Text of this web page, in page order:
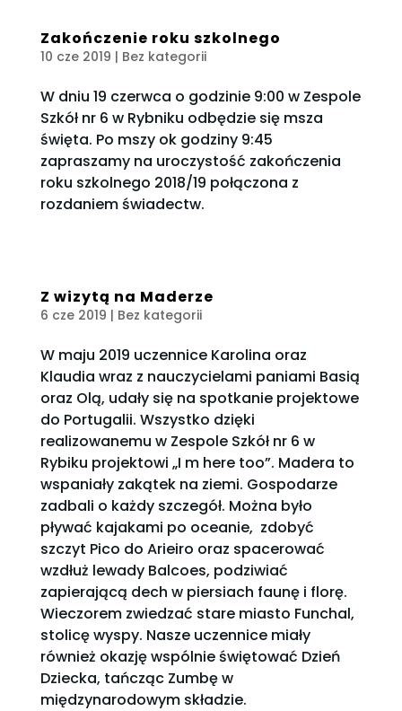
Zakończenie roku szkolnego
10 cze 2019 | Bez kategorii
W dniu 19 czerwca o godzinie 9:00 w Zespole
Szkół nr 6 w Rybniku odbędzie się msza
święta. Po mszy ok godziny 9:45
zapraszamy na uroczystość zakończenia
roku szkolnego 2018/19 połączona z
rozdaniem świadectw.
Z wizytą na Maderze
6 cze 2019 | Bez kategorii
W maju 2019 uczennice Karolina oraz
Klaudia wraz z nauczycielami paniami Basią
oraz Olą, udały się na spotkanie projektowe
do Portugalii. Wszystko dzięki
realizowanemu w Zespole Szkół nr 6 w
Rybiku projektowi „I m here too”. Madera to
wspaniały zakątek na ziemi. Gospodarze
zadbali o każdy szczegół. Można było
pływać kajakami po oceanie, zdobyć
szczyt Pico do Arieiro oraz spacerować
wzdłuż lewady Balcoes, podziwiać
zapierającą dech w piersiach faunę i florę.
Wieczorem zwiedzać stare miasto Funchal,
stolicę wyspy. Nasze uczennice miały
również okazję wspólnie świętować Dzień
Dziecka, tańcząc Zumbę w
międzynarodowym składzie.